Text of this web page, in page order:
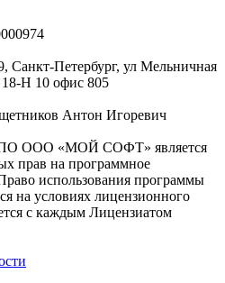
Санкт-Петербург, ул Мельничная
Н 10 офис 805
Антон Игоревич
ПО ООО «МОЙ СОФТ» является
прав на программное
использования программы
на условиях лицензионного
с каждым Лицензиатом